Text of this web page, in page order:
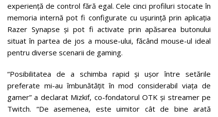
experiență de control fără egal. Cele cinci profiluri stocate în
memoria internă pot fi configurate cu ușurință prin aplicația
Razer Synapse și pot fi activate prin apăsarea butonului
situat în partea de jos a mouse-ului, făcând mouse-ul ideal
pentru diverse scenarii de gaming.
“Posibilitatea de a schimba rapid și ușor între setările
preferate mi-au îmbunătățit în mod considerabil viața de
gamer” a declarat Mizkif, co-fondatorul OTK și streamer pe
Twitch. “De asemenea, este uimitor cât de bine arată